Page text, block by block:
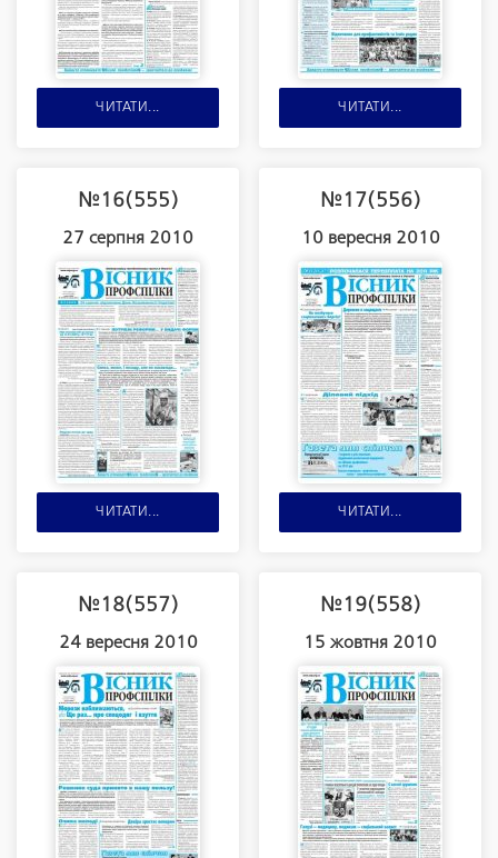
ЧИТАТИ... ЧИТАТИ...
№16(555)
27 серпня 2010
ЧИТАТИ...
№17(556)
10 вересня 2010
ЧИТАТИ...
№18(557)
24 вересня 2010
№19(558)
15 жовтня 2010